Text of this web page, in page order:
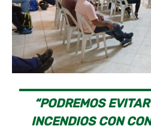
“PODREMOS
INCENDIOS CON